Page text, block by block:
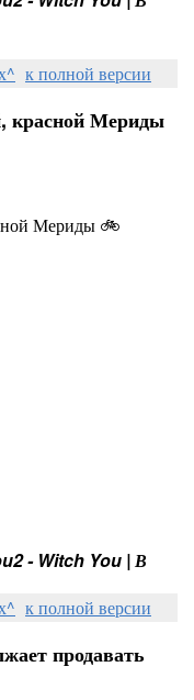
к полной версии
красной Мериды
Мериды 🚲
- Witch You | В
к полной версии
продавать